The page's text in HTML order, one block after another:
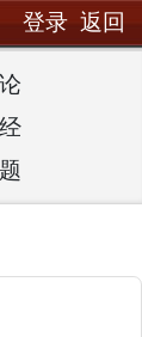
登录 返回